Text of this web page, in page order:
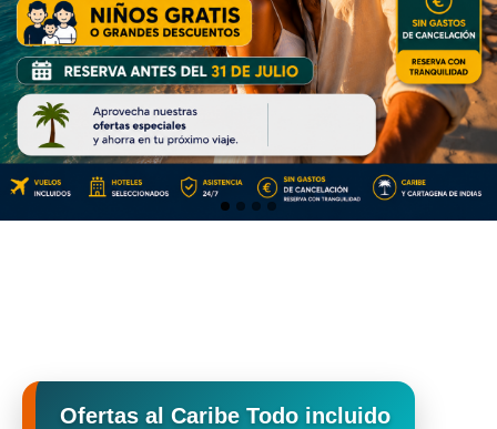
Ofertas al Caribe Todo incluido